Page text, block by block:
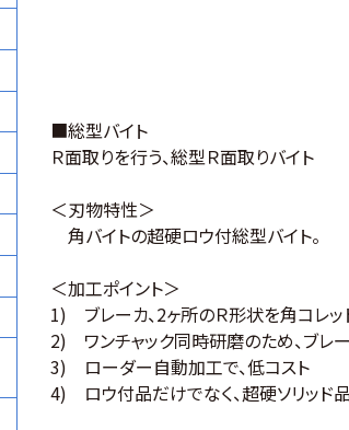
■総型バイト
Ｒ面取りを行う、総型Ｒ面取りバイト
＜刃物特性＞
角バイトの超硬ロウ付総型バイト。
＜加工ポイント＞
1) ブレーカ、2ヶ所のＲ形状を角コレッ
2) ワンチャック同時研磨のため、ブレ
3) ローダー自動加工で、低コスト
4) ロウ付品だけでなく、超硬ソリッド